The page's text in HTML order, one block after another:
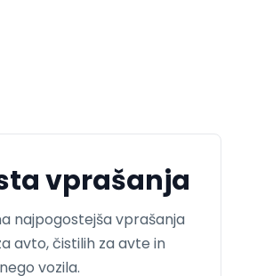
vprašanja
najpogostejša vprašanja
avto, čistilih za avte in
vozila.